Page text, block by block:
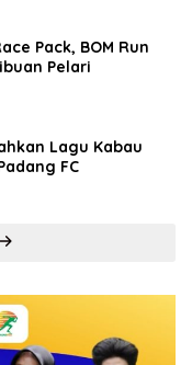
Pack, BOM Run
Pelari
Lagu Kabau
FC